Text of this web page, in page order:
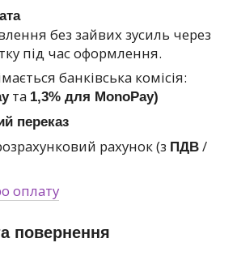
без зайвих зусиль через
під час оформлення.
банківська комісія:
та 1,3% для MonoPay)
переказ
рахунок (з ПДВ /
оплату
повернення